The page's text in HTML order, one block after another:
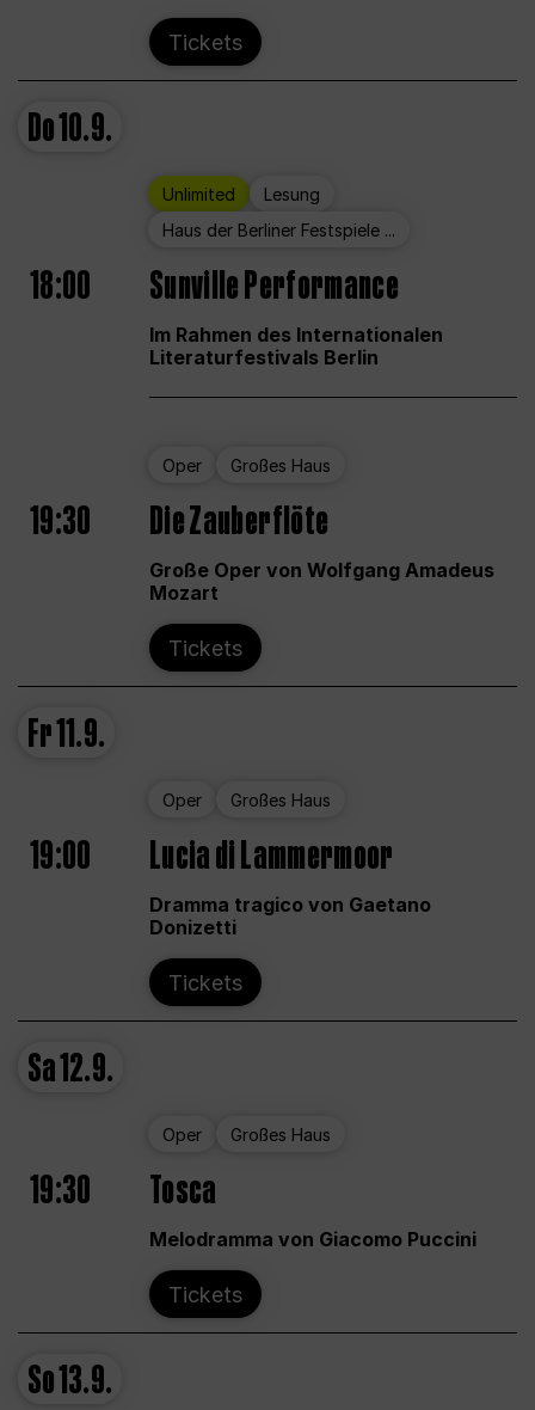
Tickets
Do10.9.
Unlimited
Lesung
Haus der Berliner Festspiele ...
18:00 Sunville Performance
Im Rahmen des Internationalen
Literaturfestivals Berlin
Oper Großes Haus
19:30 Die Zauberflöte
Große Oper von Wolfgang Amadeus
Mozart
Tickets
Fr11.9.
Oper Großes Haus
19:00 Lucia di Lammermoor
Dramma tragico von Gaetano
Donizetti
Tickets
Sa12.9.
Oper Großes Haus
19:30 Tosca
Melodramma von Giacomo Puccini
Tickets
So13.9.